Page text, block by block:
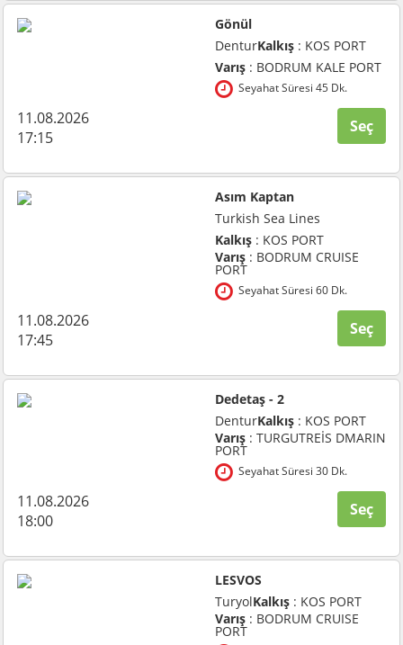
Gönül
DenturKalkış : KOS PORT
Varış : BODRUM KALE PORT
Seyahat Süresi 45 Dk.
11.08.2026
17:15
Seç
Asım Kaptan
Turkish Sea Lines
Kalkış : KOS PORT
Varış : BODRUM CRUISE
PORT
Seyahat Süresi 60 Dk.
11.08.2026
17:45
Seç
Dedetaş - 2
DenturKalkış : KOS PORT
Varış : TURGUTREİS DMARIN
PORT
Seyahat Süresi 30 Dk.
11.08.2026
18:00
Seç
LESVOS
TuryolKalkış : KOS PORT
Varış : BODRUM CRUISE
PORT